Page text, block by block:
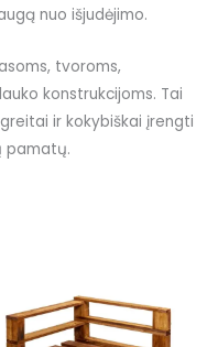
nuo išjudėjimo.
tvoroms,
konstrukcijoms. Tai
ir kokybiškai įrengti
pamatų.